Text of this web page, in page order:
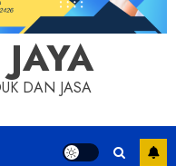
DAN JASA